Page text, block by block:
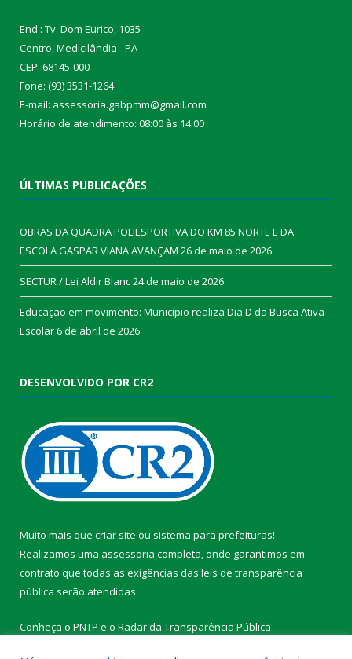
End.: Tv. Dom Eurico, 1035
Centro, Medicilândia - PA
CEP: 68145-000
Fone: (93) 3531-1264
E-mail: assessoria.gabpmm@gmail.com
Horário de atendimento: 08:00 às 14:00
ÚLTIMAS PUBLICAÇÕES
OBRAS DA QUADRA POLIESPORTIVA DO KM 85 NORTE E DA
ESCOLA GASPAR VIANA AVANÇAM 26 de maio de 2026
SECTUR / Lei Aldir Blanc24 de maio de 2026
Educação em movimento: Município realiza Dia D da Busca Ativa
Escolar6 de abril de 2026
DESENVOLVIDO POR CR2
Muito mais que criar site ou sistema para prefeituras!
Realizamos uma assessoria completa, onde garantimos em
contrato que todas as exigências das leis de transparência
pública serão atendidas.
Conheça o PNTP e o Radar da Transparência Pública